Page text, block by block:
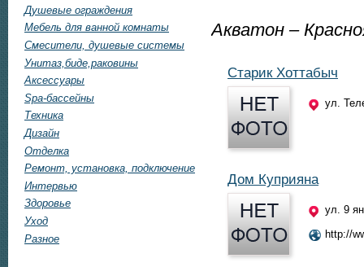
Душевые ограждения
Мебель для ванной комнаты
Смесители, душевые системы
Унитаз,биде,раковины
Аксессуары
Spa-бассейны
Техника
Дизайн
Отделка
Ремонт, установка, подключение
Интервью
Здоровье
Уход
Разное
Акватон –
Старик Хоттабыч
ул.
Дом Куприяна
ул. 9
http://